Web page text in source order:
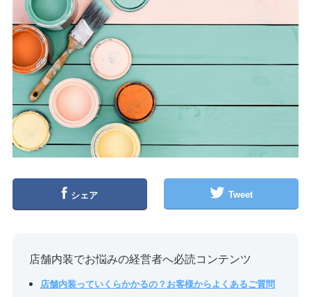
シェア Tweet
店舗内装でお悩みの経営者へ必読コンテンツ
店舗内装っていくらかかるの？お客様からよくあるご質問